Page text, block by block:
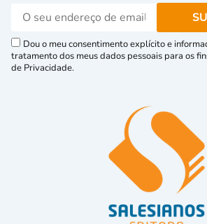
Dou o meu consentimento explícito e
tratamento dos meus dados pessoais para os
de Privacidade.